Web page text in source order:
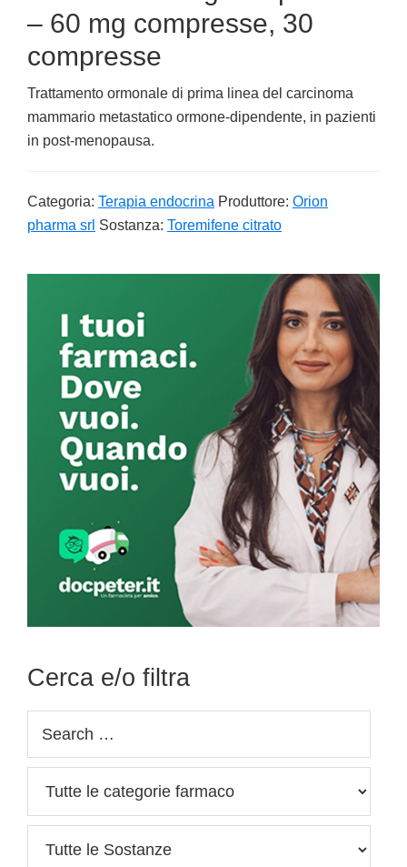
– 60 mg compresse, 30
compresse
Trattamento ormonale di prima linea del carcinoma
mammario metastatico ormone-dipendente, in pazienti
in post-menopausa.
Categoria: Terapia endocrina Produttore: Orion
pharma srl Sostanza: Toremifene citrato
Sidebar
Cerca e/o filtra